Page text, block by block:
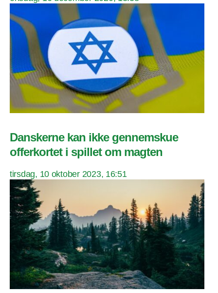
Danskerne kan ikke gennemskue
offerkortet i spillet om magten
tirsdag, 10 oktober 2023, 16:51